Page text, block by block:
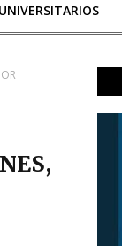
UNIVERSITARIOS